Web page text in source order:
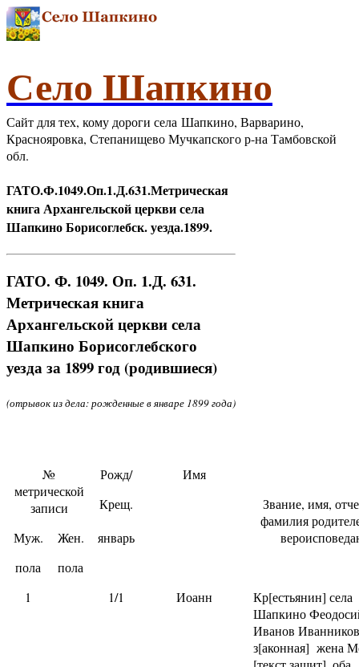
Село Шапкино
Сайт для тех, кому дороги села Шапкино, Варварино,
Краснояровка, Степанищево Мучкапского р-на Тамбовской
обл.
ГАТО.Ф.1049.Оп.1.Д.631.Метрическая
книга Архангельской церкви села
Шапкино Борисоглебск. уезда.1899.
ГАТО. Ф. 1049. Оп. 1.Д. 631.
Метрическая книга
Архангельской церкви села
Шапкино Борисоглебского
уезда за 1899 год (родившиеся)
(отрывок из дела: рожденные в январе 1899 года)
№
метрической
записи
Рожд/
Крещ.
Имя
Звание, имя,
фамилия
Муж.
пола
Жен.
пола
январь
1 1/1 Иоанн
Кр[естьянин] села
Шапкино
Иванов
з[аконная] жена